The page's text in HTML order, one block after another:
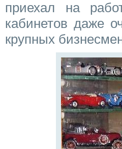
приехал на
кабинетов даже
крупных